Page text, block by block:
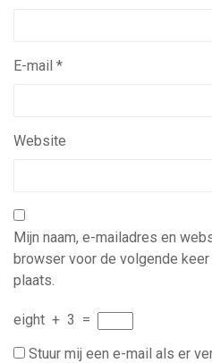
E-mail *
Website
Mijn naam, e-mailadres en
browser voor de volgende
plaats.
eight + 3 =
Stuur mij een e-mail als er